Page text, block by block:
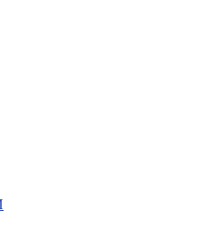
жестової мови Українського
глухих
область